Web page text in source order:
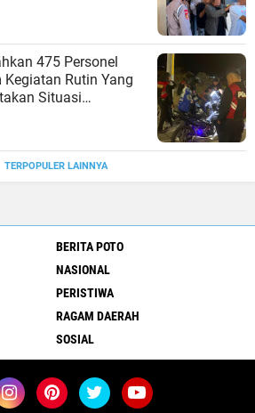
475 Personel
Rutin Yang
Situasi
dan Kondusif
TERPOPULER LAINNYA
BERITA POTO
NASIONAL
PERISTIWA
RAGAM DAERAH
SOSIAL